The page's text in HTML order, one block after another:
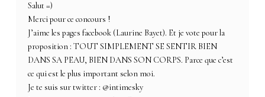
Salut =)
Merci pour ce concours !
J’aime les pages facebook (Laurine Bayet). Et je vote pour la
proposition : TOUT SIMPLEMENT SE SENTIR BIEN
DANS SA PEAU, BIEN DANS SON CORPS. Parce que c’est
ce qui est le plus important selon moi.
Je te suis sur twitter : @intimesky